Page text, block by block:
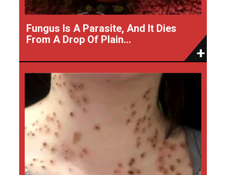
Fungus Is A Parasite, And It Dies
From A Drop Of Plain...